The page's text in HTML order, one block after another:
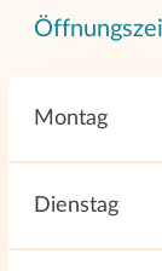
Montag
Dienstag